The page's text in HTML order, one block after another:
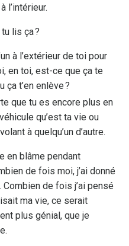
l’intérieur.
lis ça ?
à l’extérieur de toi pour
en toi, est-ce que ça te
ça t’en enlève ?
que tu es encore plus en
qu’est ta vie ou
à quelqu’un d’autre.
en blâme pendant
de fois moi, j’ai donné
Combien de fois j’ai pensé
ma vie, ce serait
plus génial, que je